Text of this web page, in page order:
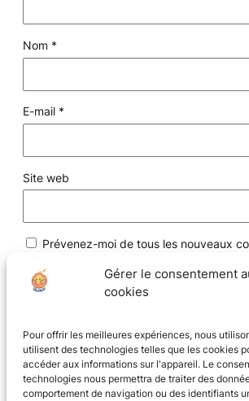
Gérer le consentement
cookies
Pour offrir les meilleures expériences, nous
utilisent des technologies telles que les cookies
accéder aux informations sur l'appareil. Le
technologies nous permettra de traiter des
comportement de navigation ou des identifiants
Nom *
E-mail *
Site web
Prévenez-moi de tous les nouveaux
Prévenez-moi de tous les nouveaux